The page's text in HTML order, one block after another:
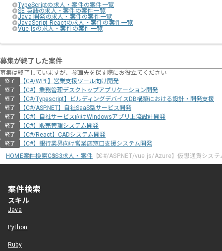
TypeScriptの求人・案件の案件一覧
SE 英語の求人・案件の案件一覧
Java 開発の求人・案件の案件一覧
JavaScript Reactの求人・案件の案件一覧
Vue.jsの求人・案件の案件一覧
募集が終了した案件
募集は終了していますが、参画先を探す際にお役立てください
終了 【C#/WPF】営業支援ツール向け開発
終了 【C#】業務管理デスクトップアプリケーション開発
終了 【C#/Typescript】ビルディングデバイスDB構築における設計・開発支援
終了 【C#/ASP.NET】自社SaaS型サービス開発
終了 【C#】自社サービス向けWindowsアプリ上流設計開発
終了 【C#】販売管理システム開発
終了 【C#/React】CADシステム開発
終了
【C#】銀行業界向け営業店窓口支援システム開発
HOME案件検索CSS3求人・案件 【C#/ASP.NET/vue.js/Azure】仮想通貨システ
案件検索
スキル
Java
Python
Ruby